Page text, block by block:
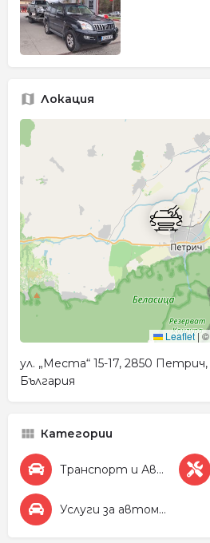
Локация
Leaflet |©
ул. „Места“ 15-17, 2850 Петрич,
България
Категории
Транспорт и Автомобили
Услуги за автомобила